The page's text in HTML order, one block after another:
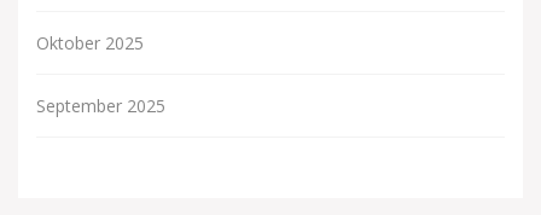
Oktober 2025
September 2025